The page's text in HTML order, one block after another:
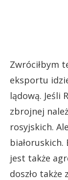
Zwróciłbym
eksportu
lądową. Jeśli
zbrojnej
rosyjskich.
jest także
doszło także